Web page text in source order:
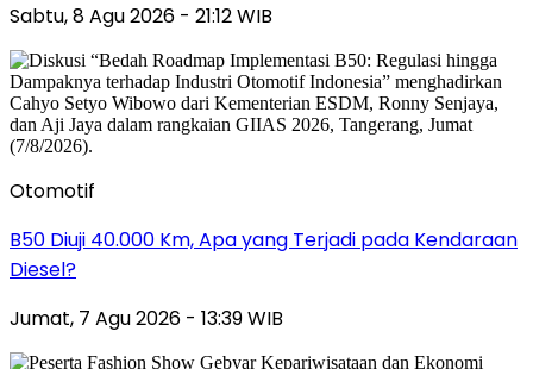
Sabtu, 8 Agu 2026 - 21:12 WIB
Otomotif
B50 Diuji 40.000 Km, Apa yang Terjadi pada Kendaraan
Diesel?
Jumat, 7 Agu 2026 - 13:39 WIB